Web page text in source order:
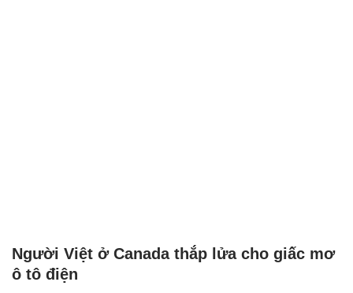
Người Việt ở Canada thắp lửa cho giấc mơ
ô tô điện